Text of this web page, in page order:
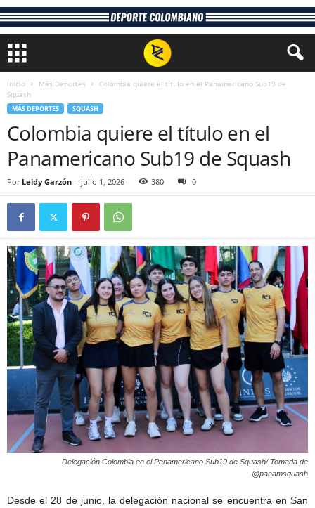
Inicio Más Deportes
Colombia quiere el título en el Panamericano Sub19 de
Squash
MÁS DEPORTES SQUASH
Colombia quiere el título en el
Panamericano Sub19 de Squash
Por Leidy Garzón - julio 1, 2026 380 0
Delegación Colombia en el Panamericano Sub19 de Squash/ Tomada de
@panamsquash
Desde el 28 de junio, la delegación nacional se encuentra en San